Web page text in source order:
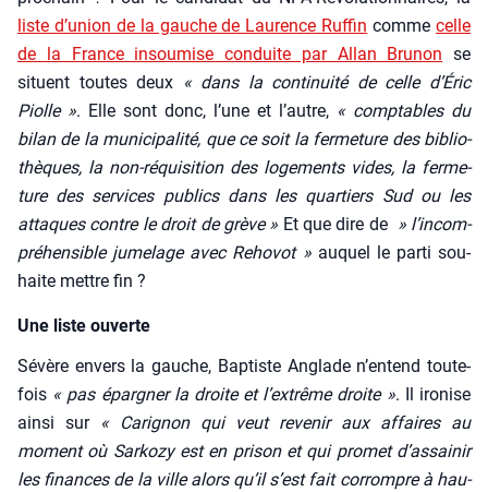
liste d’u­nion de la gauche de Lau­rence Ruf­fin commecelle
de la France insou­mise conduite par Allan Bru­non se
situent toutes deux « dans la conti­nui­té de celle d’É­ric
Piolle ». Elle sont donc, l’une et l’autre, « comp­tables du
bilan de la muni­ci­pa­li­té, que ce soit la fer­me­ture des biblio­
thèques, la non-réqui­si­tion des loge­ments vides, la fer­me­
ture des ser­vices publics dans les quar­tiers Sud ou les
attaques contre le droit de grève » Et que dire de » l’in­com­
pré­hen­sible jume­lage avec Reho­vot »auquel le par­ti sou­
haite mettre fin ?
Une liste ouverte
Sévère envers la gauche, Bap­tiste Anglade n’en­tend tou­te­
fois « pas épar­gner la droite et l’ex­trême droite ». Il iro­nise
ain­si sur « Cari­gnon qui veut reve­nir aux affaires au
moment où Sar­ko­zy est en pri­son et qui pro­met d’as­sai­nir
les finances de la ville alors qu’il s’est fait cor­rompre à hau­